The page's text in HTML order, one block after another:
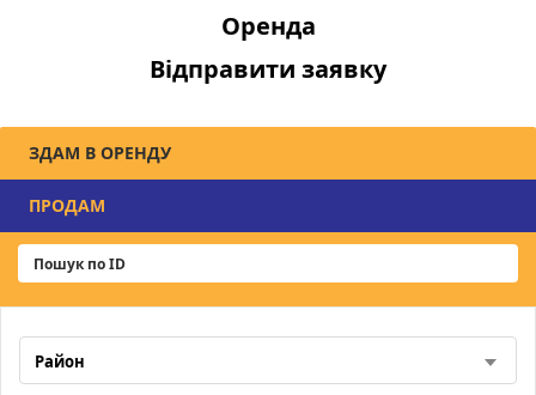
Оренда
Відправити заявку
ЗДАМ В ОРЕНДУ
ПРОДАМ